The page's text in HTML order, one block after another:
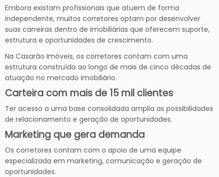
Embora existam profissionais que atuem de forma
independente, muitos corretores optam por desenvolver
suas carreiras dentro de imobiliárias que oferecem suporte,
estrutura e oportunidades de crescimento.
Na Casarão Imóveis, os corretores contam com uma
estrutura construída ao longo de mais de cinco décadas de
atuação no mercado imobiliário.
Carteira com mais de 15 mil clientes
Ter acesso a uma base consolidada amplia as possibilidades
de relacionamento e geração de oportunidades.
Marketing que gera demanda
Os corretores contam com o apoio de uma equipe
especializada em marketing, comunicação e geração de
oportunidades.